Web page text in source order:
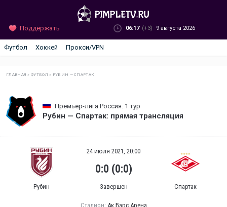
Поддержать 06:17 (+3) 9 августа 2026
Футбол Хоккей Прокси/VPN
ГЛАВНАЯ »ФУТБОЛ » РУБИН — СПАРТАК
Премьер-лига Россия. 1 тур
Рубин — Спартак: прямая трансляция
Рубин
24 июля 2021, 20:00
0:0 (0:0)
Завершен Спартак
Стадион: Ак Барс Арена